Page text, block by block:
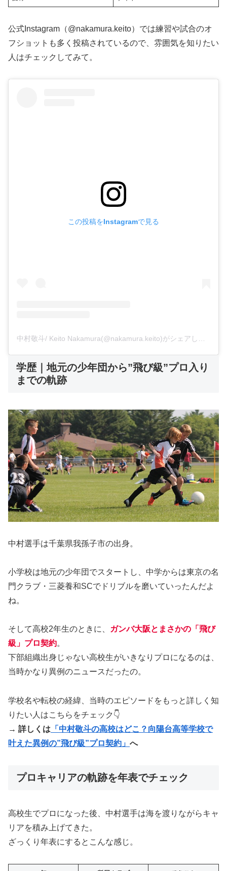
公式Instagram（@nakamura.keito）では練習や試合のオ
フショットも多く投稿されているので、雰囲気を知りたい
人はチェックしてみて。
この投稿をInstagramで見る
学歴｜地元の少年団から”飛び級”プロ入り
までの軌跡
中村選手は千葉県我孫子市の出身。
小学校は地元の少年団でスタートし、中学からは東京の名
門クラブ・三菱養和SCでドリブルを磨いていったんだよ
ね。
そして高校2年生のときに、
ガンバ大阪とまさかの「飛び
級」プロ契約。
下部組織出身じゃない高校生がいきなりプロになるのは、
当時かなり異例のニュースだったの。
学校名や転校の経緯、当時のエピソードをもっと詳しく知
りたい人はこちらをチェック👇
→ 詳しくは 「中村敬斗の高校はどこ？向陽台高等学校で
叶えた異例の”飛び級”プロ契約」 へ
プロキャリアの軌跡を年表でチェック
高校生でプロになった後、中村選手は海を渡りながらキャ
リアを積み上げてきた。
ざっくり年表にするとこんな感じ。